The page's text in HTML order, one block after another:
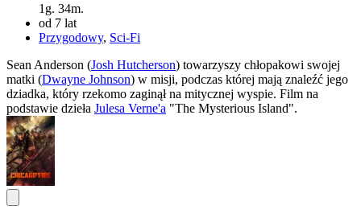
1g. 34m.
od 7 lat
Przygodowy, Sci-Fi
Sean Anderson (Josh Hutcherson) towarzyszy chłopakowi swojej
matki (Dwayne Johnson) w misji, podczas której mają znaleźć jego
dziadka, który rzekomo zaginął na mitycznej wyspie. Film na
podstawie dzieła Julesa Verne'a "The Mysterious Island".